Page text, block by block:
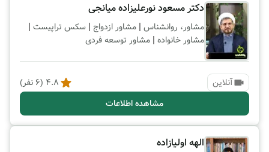
دکتر مسعود نورعلیزاده میانجی
مشاور، روانشناس | مشاور ازدواج | سکس تراپیست |
مشاور خانواده | مشاور توسعه فردی
آنلاین 4.8
(
6 نفر)
مشاهده اطلاعات
الهه اولیازاده